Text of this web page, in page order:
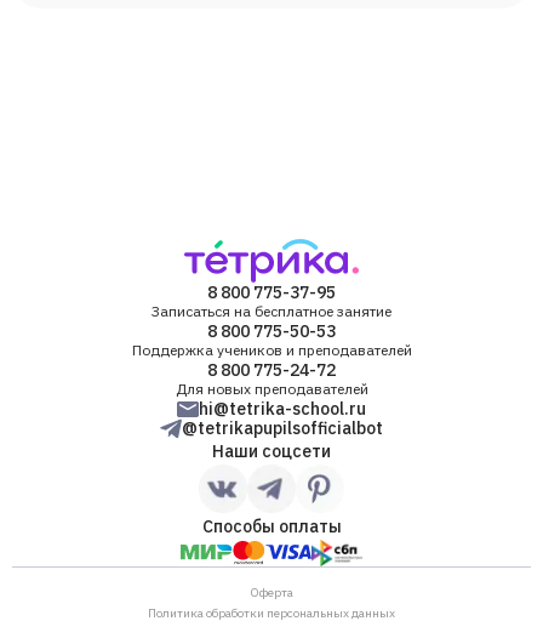
8 800 775-37-95
Записаться на бесплатное занятие
8 800 775-50-53
Поддержка учеников и преподавателей
8 800 775-24-72
Для новых преподавателей
hi@tetrika-school.ru
@tetrikapupilsofficialbot
Наши соцсети
Способы оплаты
Оферта
Политика обработки персональных данных